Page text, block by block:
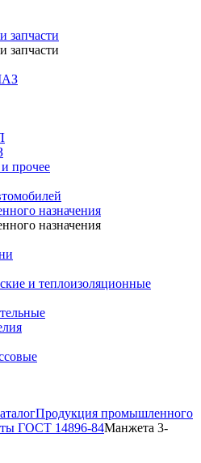
запчасти
запчасти
прочее
назначения
назначения
и теплоизоляционные
Продукция промышленного
ГОСТ 14896-84Манжета 3-